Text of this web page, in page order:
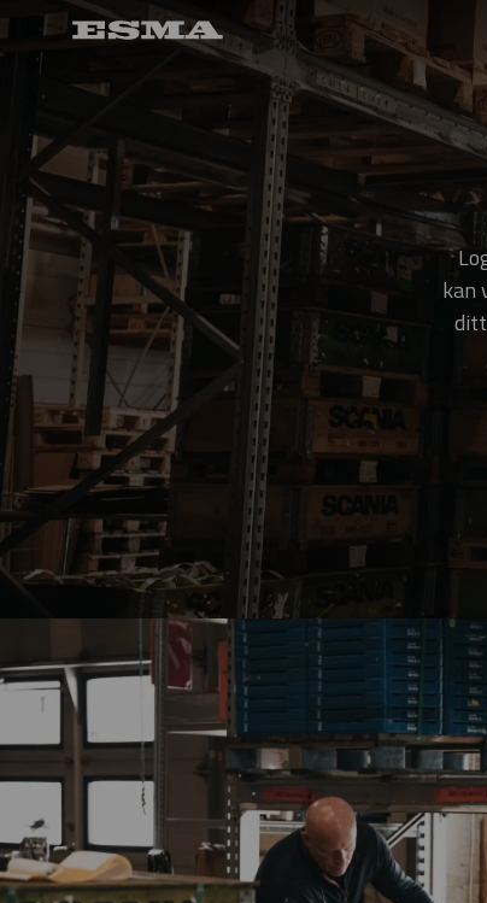
kan